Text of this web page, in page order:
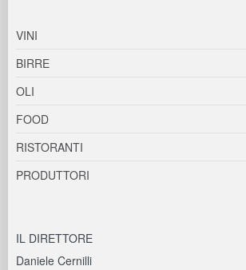
VINI
BIRRE
OLI
FOOD
RISTORANTI
PRODUTTORI
IL DIRETTORE
Daniele Cernilli